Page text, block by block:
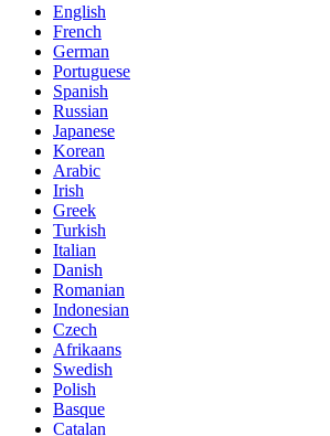
English
French
German
Portuguese
Spanish
Russian
Japanese
Korean
Arabic
Irish
Greek
Turkish
Italian
Danish
Romanian
Indonesian
Czech
Afrikaans
Swedish
Polish
Basque
Catalan